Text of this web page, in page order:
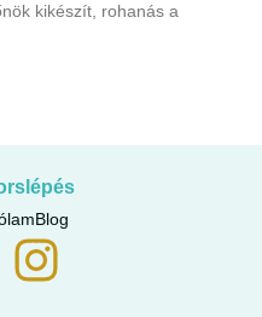
kikészít, rohanás a
Blog